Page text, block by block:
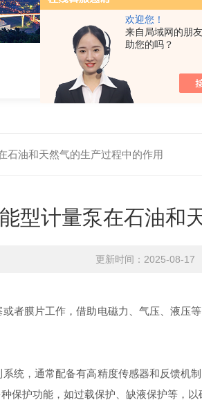
欢迎您！
来自局域网的朋
助您的吗？
石油和天然气的生产过程中的作用
型计量泵在石油和
更新时间：2025-08-
膜片工作，借助电磁力、气压、液压
，通常配备有高精度传感器和反馈机
保护功能，如过载保护、缺液保护等，以